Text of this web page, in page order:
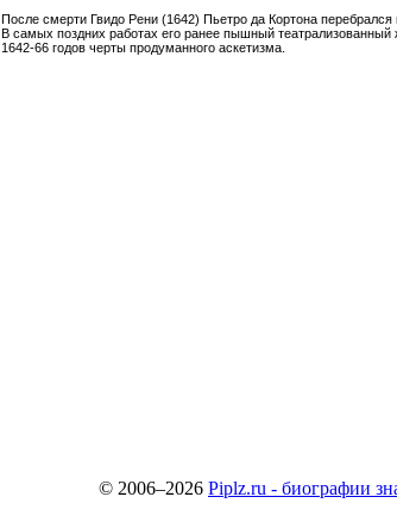
После смерти Гвидо Рени (1642) Пьетро да Кортона
В самых поздних работах его ранее пышный
1642-66 годов черты продуманного аскетизма.
© 2006–2026 Piplz.ru - биографии